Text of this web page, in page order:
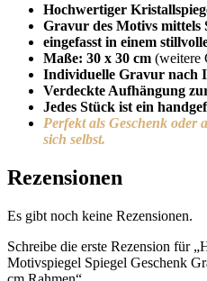
Hochwertiger
Gravur des Motivs mittels
eingefasst in einem
Maße: 30 x 30 cm (weitere
Individuelle Gravur nach
Verdeckte Aufhängung
Jedes Stück ist ein
Perfekt als Geschenk oder
sich selbst.
Rezensionen
Es gibt noch keine Rezensionen.
Schreibe die erste Rezension für
Motivspiegel Spiegel Geschenk